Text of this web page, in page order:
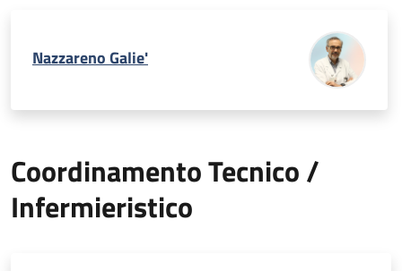
Nazzareno Galie'
Coordinamento Tecnico /
Infermieristico